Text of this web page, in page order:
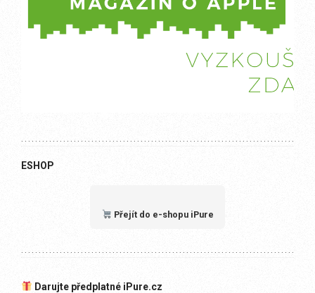
ESHOP
Přejít do e-shopu iPure
Darujte předplatné iPure.cz